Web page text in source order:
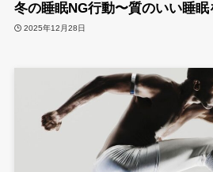
冬の睡眠NG行動〜質のいい睡
2025年12月28日